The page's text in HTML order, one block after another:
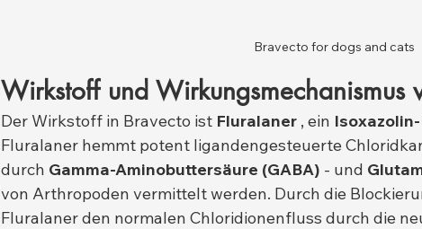
Bravecto for dogs and cats
Wirkstoff und Wirkungsmechanismus
Der Wirkstoff in Bravecto ist Fluralaner , ein
Fluralaner hemmt potent ligandengesteuerte
durch Gamma-Aminobuttersäure (GABA) - und
von Arthropoden vermittelt werden. Durch die
Fluralaner den normalen Chloridionenfluss durch die